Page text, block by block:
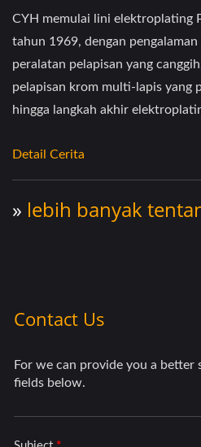
CYH memulai lini elektroplating
tahun 1969, dengan
peralatan pelapisan yang
pelapisan krom multi-lapis yang
hingga langkah akhir
Detail Cerita
» lebih banyak